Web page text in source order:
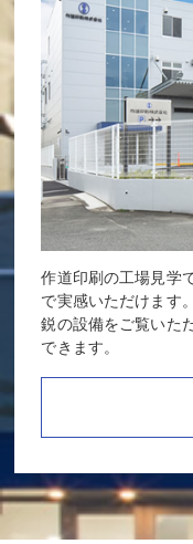
作道印刷の工場見学
で実感いただけます
鋭の設備をご覧いた
できます。